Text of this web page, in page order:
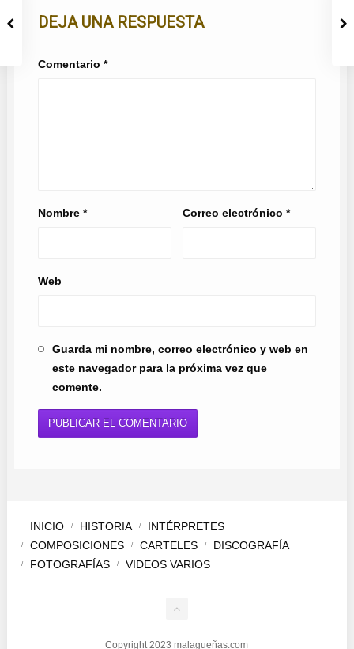
DEJA UNA RESPUESTA
Comentario *
Nombre * Correo electrónico*
Web
Guarda mi nombre, correo electrónico y web en
este navegador para la próxima vez que
comente.
Copyright 2023 malagueñas.com
INICIO HISTORIA
INTÉRPRETES
COMPOSICIONES
CARTELES
DISCOGRAFÍA
FOTOGRAFÍAS
VIDEOS VARIOS